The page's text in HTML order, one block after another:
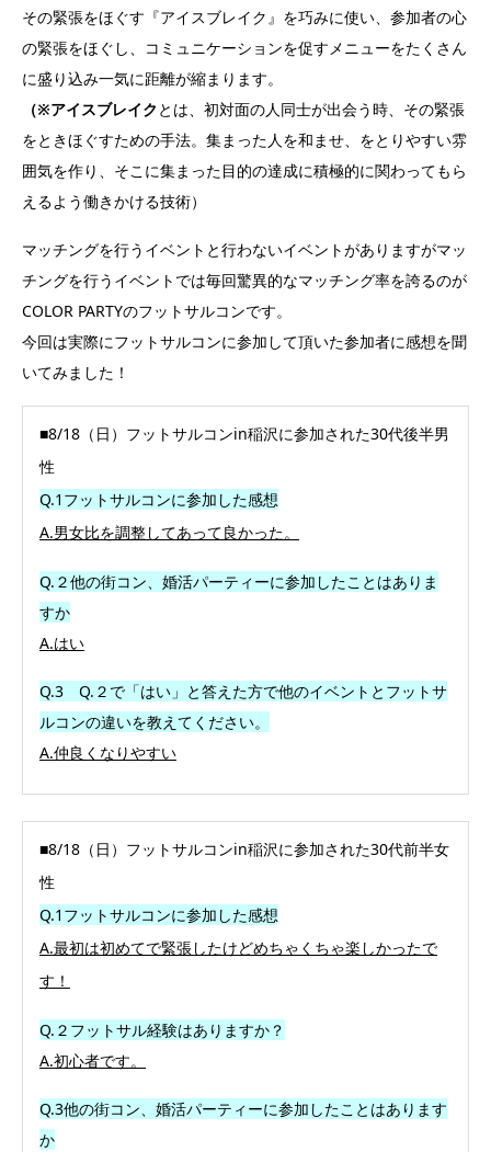
その緊張をほぐす『アイスブレイク』を巧みに使い、参加者の心
の緊張をほぐし、コミュニケーションを促すメニューをたくさん
に盛り込み一気に距離が縮まります。
（※アイスブレイク とは、初対面の人同士が出会う時、その緊張
をときほぐすための手法。集まった人を和ませ、をとりやすい雰
囲気を作り、そこに集まった目的の達成に積極的に関わってもら
えるよう働きかける技術）
マッチングを行うイベントと行わないイベントがありますがマッ
チングを行うイベントでは毎回驚異的なマッチング率を誇るのが
COLOR PARTYのフットサルコンです。
今回は実際にフットサルコンに参加して頂いた参加者に感想を聞
いてみました！
■8/18（日）フットサルコンin稲沢に参加された30代後半男
性
Q.1フットサルコンに参加した感想
A.男女比を調整してあって良かった。
Q.２他の街コン、婚活パーティーに参加したことはありま
すか
A.はい
Q.3 Q.２で「はい」と答えた方で他のイベントとフットサ
ルコンの違いを教えてください。
A.仲良くなりやすい
■8/18（日）フットサルコンin稲沢に参加された30代前半女
性
Q.1フットサルコンに参加した感想
A.最初は初めてで緊張したけどめちゃくちゃ楽しかったで
す！
Q.２フットサル経験はありますか？
A.初心者です。
Q.3他の街コン、婚活パーティーに参加したことはあります
か